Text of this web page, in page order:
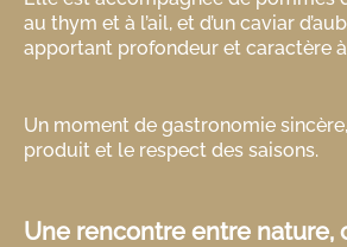
au thym et à l’ail, et d’un caviar
apportant profondeur et caractère à
Un moment de gastronomie
produit et le respect des saisons.
Une rencontre entre nature,